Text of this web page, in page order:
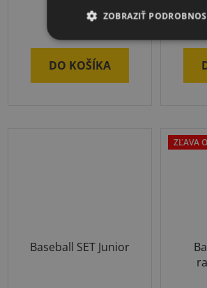
€1 759
DO KOŠÍKA
Baseball SET Junior
ZĽAVA
ZOBRAZIŤ